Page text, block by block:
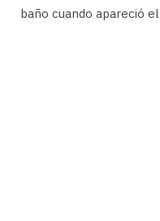
baño cuando apareció